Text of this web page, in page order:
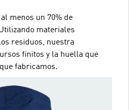
menos un 70% de
materiales
residuos, nuestra
finitos y la huella que
fabricamos.